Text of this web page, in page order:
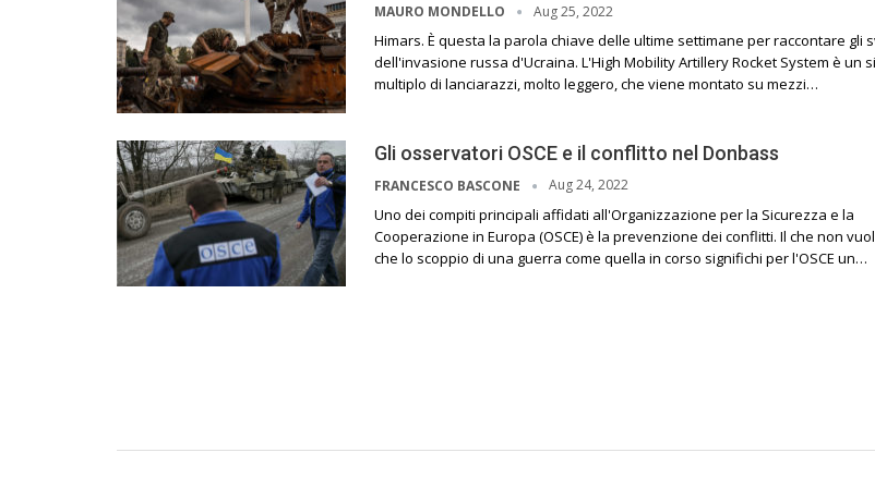
MAURO MONDELLO Aug 25, 2022
Himars. È questa la parola chiave delle ultime settimane per raccontare gli
dell'invasione russa d'Ucraina. L'High Mobility Artillery Rocket System è un
multiplo di lanciarazzi, molto leggero, che viene montato su mezzi…
Gli osservatori OSCE e il conflitto nel Donbass
FRANCESCO BASCONE Aug 24, 2022
Uno dei compiti principali affidati all'Organizzazione per la Sicurezza e la
Cooperazione in Europa (OSCE) è la prevenzione dei conflitti. Il che non
che lo scoppio di una guerra come quella in corso significhi per l'OSCE un…